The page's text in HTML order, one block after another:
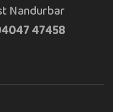
Nandurbar
47458